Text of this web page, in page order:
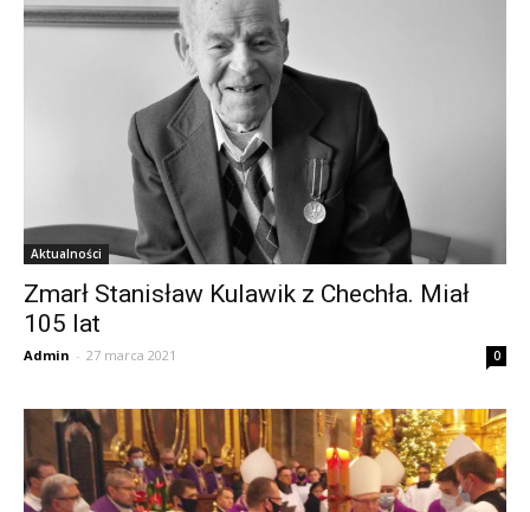
Aktualności
Zmarł Stanisław Kulawik z Chechła. Miał
105 lat
Admin - 27 marca 2021 0